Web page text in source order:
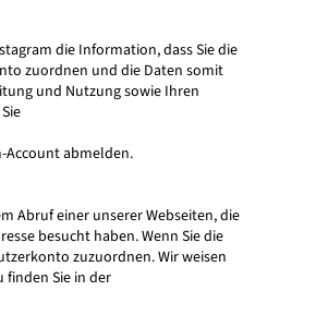
die Information, dass Sie die
zuordnen und die Daten somit
und Nutzung sowie Ihren
Account abmelden.
Abruf einer unserer Webseiten, die
besucht haben. Wenn Sie die
zuzuordnen. Wir weisen
Sie in der